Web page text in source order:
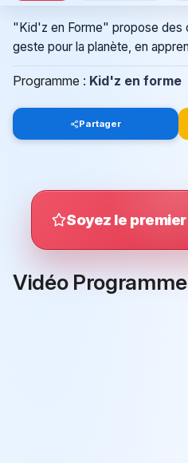
"Kid'z en Forme" propose des
geste pour la planète, en
Programme : Kid'z en forme
Partager
Soyez le
Vidéo